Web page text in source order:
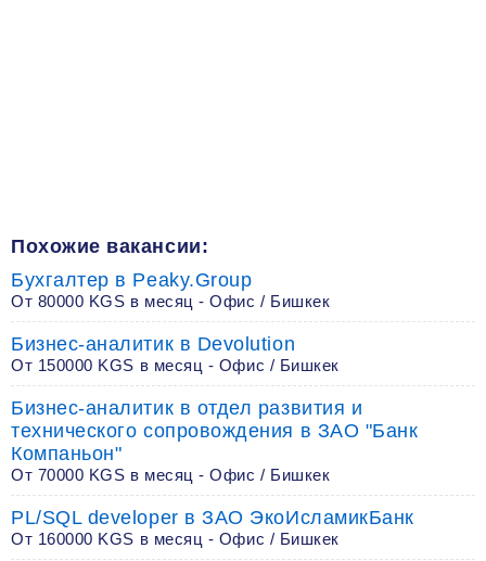
Похожие вакансии:
Бухгалтер в Peaky.Group
От 80000 KGS в месяц - Офис / Бишкек
Бизнес-аналитик в Devolution
От 150000 KGS в месяц - Офис / Бишкек
Бизнес-аналитик в отдел развития и
технического сопровождения в ЗАО "Банк
Компаньон"
От 70000 KGS в месяц - Офис / Бишкек
PL/SQL developer в ЗАО ЭкоИсламикБанк
От 160000 KGS в месяц - Офис / Бишкек